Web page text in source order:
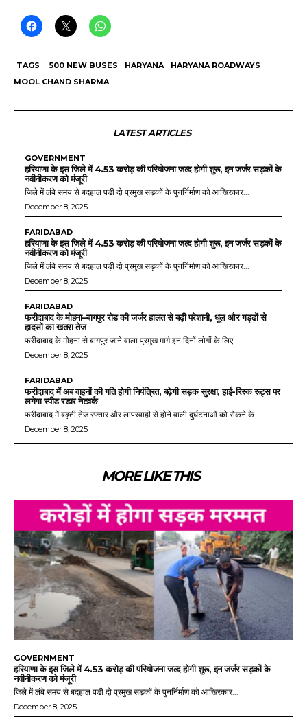
TAGS 500 NEW BUSES HARYANA
HARYANA ROADWAYS
MOOL CHAND SHARMA
LATEST ARTICLES
GOVERNMENT
हरियाणा के इस जिले में 4.53 करोड़ की परियोजना जल्द होगी शुरू, इन जर्जर सड़कों के
नवीनीकरण को मंजूरी
जिले में लंबे समय से बदहाल पड़ी दो प्रमुख सड़कों के पुनर्निर्माण को आखिरकार...
December 8, 2025
FARIDABAD
हरियाणा के इस जिले में 4.53 करोड़ की परियोजना जल्द होगी शुरू, इन जर्जर सड़कों के
नवीनीकरण को मंजूरी
जिले में लंबे समय से बदहाल पड़ी दो प्रमुख सड़कों के पुनर्निर्माण को आखिरकार...
December 8, 2025
FARIDABAD
फरीदाबाद के मोहना–बागपुर रोड की जर्जर हालत से बढ़ी परेशानी, धूल और गड्ढों से
हादसों का खतरा तेज
फरीदाबाद के मोहना से बागपुर जाने वाला प्रमुख मार्ग इन दिनों लोगों के लिए...
December 8, 2025
FARIDABAD
फरीदाबाद में अब वाहनों की गति होगी नियंत्रित, बढ़ेगी सड़क सुरक्षा, हाई-रिस्क रूट्स पर
लगेगा स्पीड रडार नेटवर्क
फरीदाबाद में बढ़ती तेज रफ्तार और लापरवाही से होने वाली दुर्घटनाओं को रोकने के...
December 8, 2025
MORE LIKE THIS
GOVERNMENT
हरियाणा के इस जिले में 4.53 करोड़ की परियोजना जल्द होगी शुरू, इन जर्जर सड़कों के
नवीनीकरण को मंजूरी
जिले में लंबे समय से बदहाल पड़ी दो प्रमुख सड़कों के पुनर्निर्माण को आखिरकार...
December 8, 2025